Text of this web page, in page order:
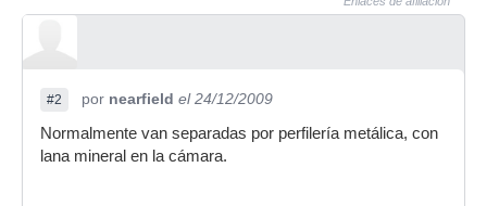
#2 por nearfield el 24/12/2009
Normalmente van separadas por perfilería metálica, con
lana mineral en la cámara.